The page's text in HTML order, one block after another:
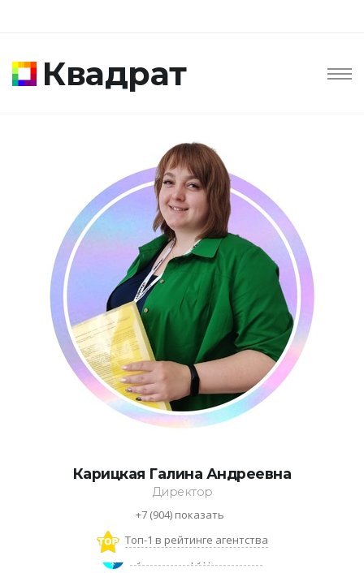
Квадрат
Карицкая Галина Андреевна
Директор
+7 (904) показать
Топ-1 в рейтинге агентства
Лучший сотрудник 2024 г.